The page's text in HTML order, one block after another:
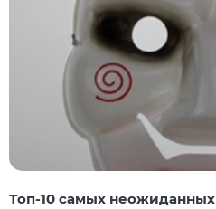
Топ-10 самых